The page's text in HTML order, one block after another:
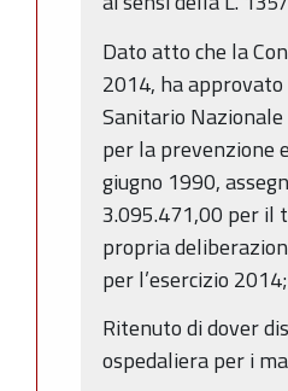
Dato atto che la
2014, ha
Sanitario
per la prevenzione
giugno 1990,
3.095.471,00 per il
propria
per l’esercizio 2014;
Ritenuto di dover
ospedaliera per i